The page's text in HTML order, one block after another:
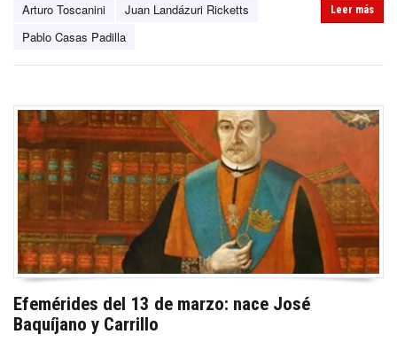
Arturo Toscanini
Juan Landázuri Ricketts
Pablo Casas Padilla
Leer más
Efemérides del 13 de marzo: nace José
Baquíjano y Carrillo